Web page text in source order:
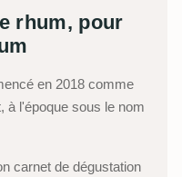
rhum, pour
en 2018 comme
à l'époque sous le nom
carnet de dégustation